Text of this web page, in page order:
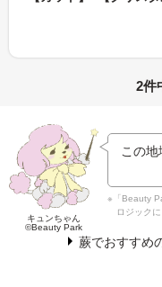
2件
キュンちゃん
©Beauty Park
この
※「Beauty
ロジック
蕨でおすすめ